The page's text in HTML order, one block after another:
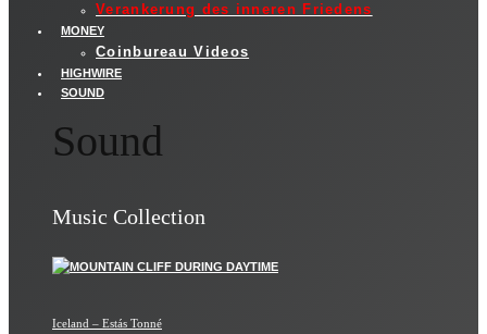
Verankerung des inneren Friedens
MONEY
Coinbureau Videos
HIGHWIRE
SOUND
Sound
Music Collection
Iceland – Estás Tonné